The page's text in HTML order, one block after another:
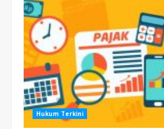
Hukum Terkini